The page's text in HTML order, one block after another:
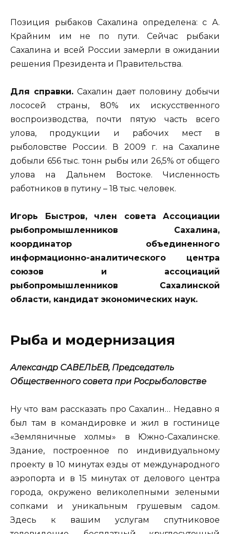
Позиция рыбаков Сахалина определена: с А.
Крайним им не по пути. Сейчас рыбаки
Сахалина и всей России замерли в ожидании
решения Президента и Правительства.
Для справки.Сахалин дает половину добычи
лососей страны, 80% их искусственного
воспроизводства, почти пятую часть всего
улова, продукции и рабочих мест в
рыболовстве России. В 2009 г. на Сахалине
добыли 656 тыс. тонн рыбы или 26,5% от общего
улова на Дальнем Востоке. Численность
работников в путину – 18 тыс. человек.
Игорь Быстров, член совета Ассоциации
рыбопромышленников Сахалина,
координатор объединенного
информационно-аналитического центра
союзов и ассоциаций
рыбопромышленников Сахалинской
области, кандидат экономических наук.
Рыба и модернизация
Александр САВЕЛЬЕВ, Председатель
Общественного совета при Росрыболовстве
Ну что вам рассказать про Сахалин… Недавно я
был там в командировке и жил в гостинице
«Земляничные холмы» в Южно-Сахалинске.
Здание, построенное по индивидуальному
проекту в 10 минутах езды от международного
аэропорта и в 15 минутах от делового центра
города, окружено великолепными зелеными
сопками и уникальным грушевым садом.
Здесь к вашим услугам спутниковое